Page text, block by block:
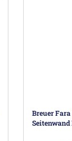
Breuer
Seitenwand